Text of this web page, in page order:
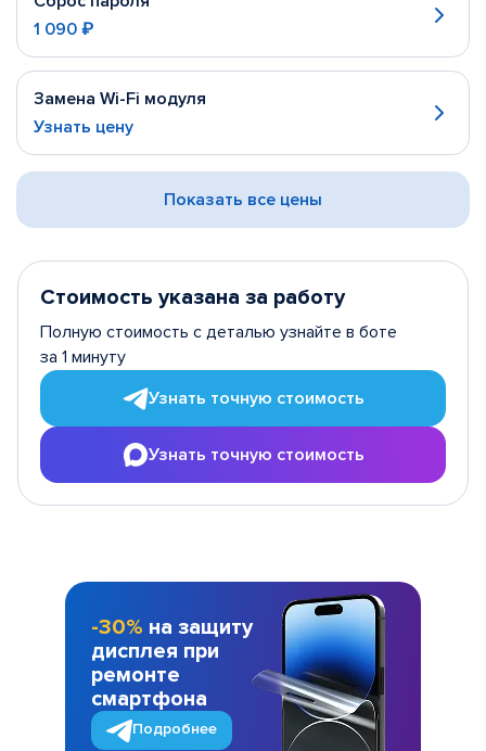
1 090 ₽
Замена Wi-Fi модуля
Узнать цену
Показать все цены
Стоимость указана за работу
Полную стоимость с деталью узнайте в боте
за 1 минуту
Узнать точную стоимость
Узнать точную стоимость
-30% на защиту
дисплея при
ремонте
смартфона
Подробнее